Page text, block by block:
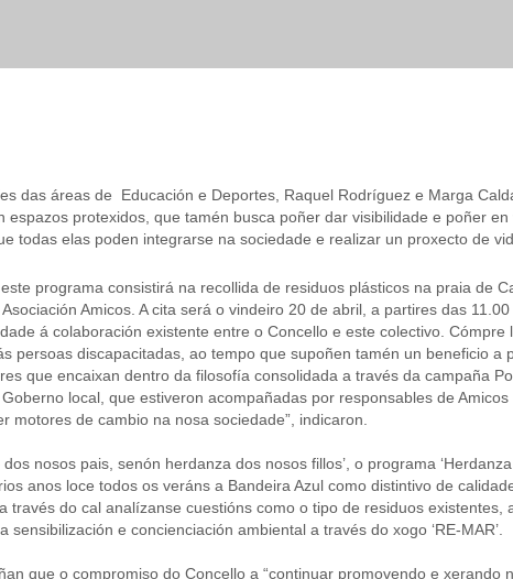
das áreas de Educación e Deportes, Raquel Rodríguez e Marga
protexidos, que tamén busca poñer dar visibilidade e poñer
todas elas poden integrarse na sociedade e realizar un proxecto de
programa consistirá na recollida de residuos plásticos na praia
Amicos. A cita será o vindeiro 20 de abril, a partires das
á colaboración existente entre o Concello e este colectivo.
persoas discapacitadas, ao tempo que supoñen tamén un beneficio
que encaixan dentro da filosofía consolidada a través da campaña
local, que estiveron acompañadas por responsables de
motores de cambio na nosa sociedade”, indicaron.
nosos pais, senón herdanza dos nosos fillos’, o programa
anos loce todos os veráns a Bandeira Azul como distintivo de
través do cal analízanse cuestións como o tipo de residuos
e concienciación ambiental a través do xogo ‘RE-MAR’.
que o compromiso do Concello a “continuar promovendo e